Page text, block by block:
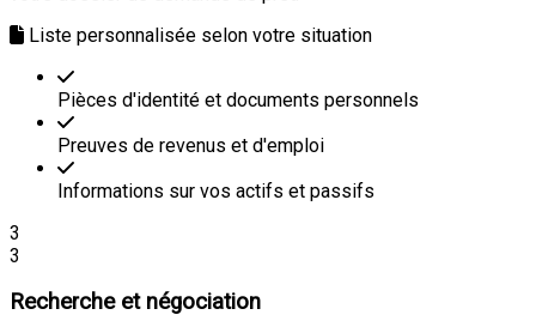
Liste personnalisée selon votre situation
Pièces d'identité et documents personnels
Preuves de revenus et d'emploi
Informations sur vos actifs et passifs
3
3
Recherche et négociation